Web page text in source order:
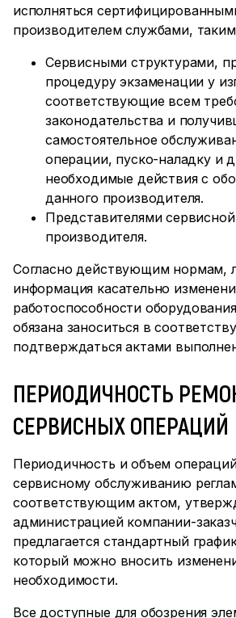
исполняться
производителем службами,
Сервисными структурами,
процедуру экзаменации у
соответствующие всем
законодательства и
самостоятельное
операции, пуско-наладку и
необходимые действия с
данного производителя.
Представителями
производителя.
Согласно действующим нормам,
информация касательно
работоспособности
обязана заноситься в
подтверждаться актами
ПЕРИОДИЧНОСТЬ
СЕРВИСНЫХ ОПЕРАЦИЙ
Периодичность и объем
сервисному обслуживанию
соответствующим актом,
администрацией компании-
предлагается стандартный
который можно вносить
необходимости.
Все доступные для обозрения